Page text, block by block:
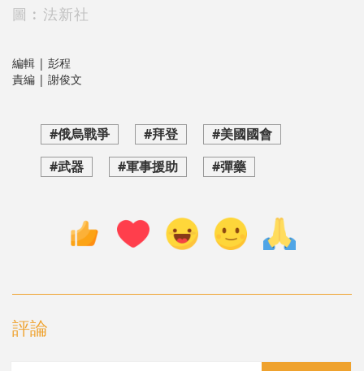
圖︰法新社
編輯 | 彭程
責編 | 謝俊文
#俄烏戰爭 #拜登
#美國國會
#武器
#軍事援助 #彈藥
評論